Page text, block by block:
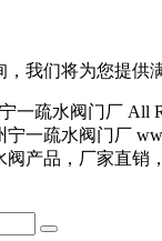
，我们将为您提供
一疏水阀门厂 All
宁一疏水阀门厂
产品，厂家直销